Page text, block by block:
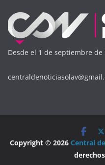
Desde el 1 de septiembre de
Copyright © 2026 Central